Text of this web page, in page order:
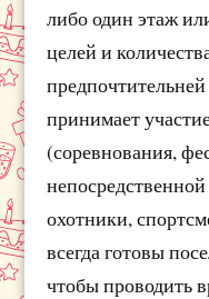
либо один этаж
целей и
принимает
(соревнования,
охотники,
всегда готовы
чтобы проводить